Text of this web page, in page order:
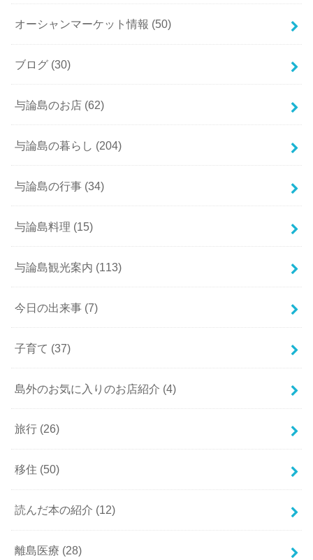
オーシャンマーケット情報 (50)
ブログ (30)
与論島のお店 (62)
与論島の暮らし (204)
与論島の行事 (34)
与論島料理 (15)
与論島観光案内 (113)
今日の出来事 (7)
子育て (37)
島外のお気に入りのお店紹介 (4)
旅行 (26)
移住 (50)
読んだ本の紹介 (12)
離島医療 (28)